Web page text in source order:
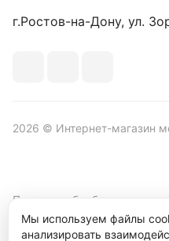
г.Ростов-на-Дону, ул.
2026 © Интернет-магазин
Политика обработки
конфиденциальности
Мы используем файлы
анализировать